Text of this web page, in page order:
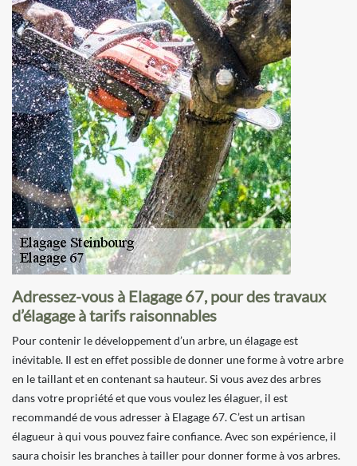
Adressez-vous à Elagage 67, pour des travaux
d’élagage à tarifs raisonnables
Pour contenir le développement d’un arbre, un élagage est
inévitable. Il est en effet possible de donner une forme à votre arbre
en le taillant et en contenant sa hauteur. Si vous avez des arbres
dans votre propriété et que vous voulez les élaguer, il est
recommandé de vous adresser à Elagage 67. C’est un artisan
élagueur à qui vous pouvez faire confiance. Avec son expérience, il
saura choisir les branches à tailler pour donner forme à vos arbres.